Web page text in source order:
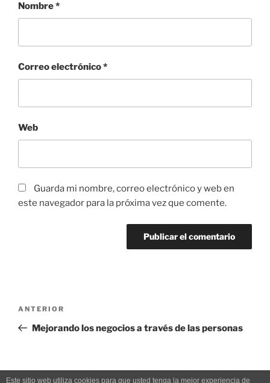
Nombre*
Correo electrónico*
Web
Guarda mi nombre, correo electrónico y web en
este navegador para la próxima vez que comente.
Navegación
entradas
Entrada
anterior:
ANTERIOR
Mejorando los negocios a través de las personas
Este sitio web utiliza cookies para que usted tenga la mejor experiencia de